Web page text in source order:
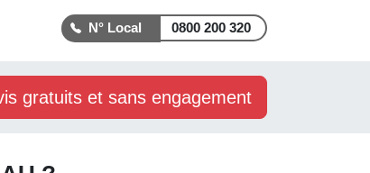
0800 200 320
gratuits et sans engagement